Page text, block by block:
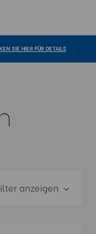
SIE HIER FÜR DETAILS
anzeigen